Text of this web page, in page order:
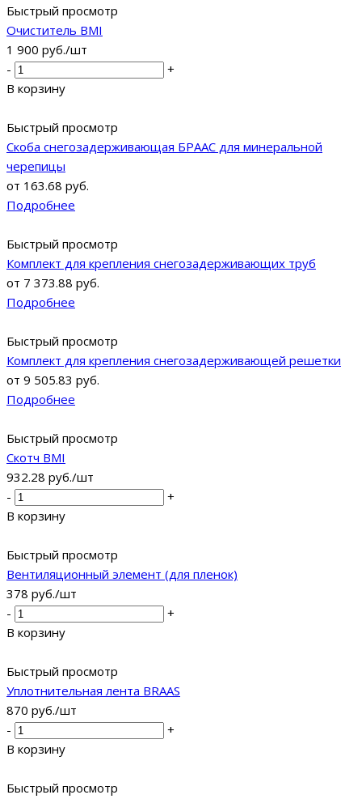
Быстрый просмотр
Очиститель BMI
1 900 руб./шт
-
+
В корзину
Быстрый просмотр
Скоба снегозадерживающая БРААС для минеральной
черепицы
от 163.68 руб.
Подробнее
Быстрый просмотр
Комплект для крепления снегозадерживающих труб
от 7 373.88 руб.
Подробнее
Быстрый просмотр
Комплект для крепления снегозадерживающей решетки
от 9 505.83 руб.
Подробнее
Быстрый просмотр
Скотч BMI
932.28 руб./шт
-
+
В корзину
Быстрый просмотр
Вентиляционный элемент (для пленок)
378 руб./шт
-
+
В корзину
Быстрый просмотр
Уплотнительная лента BRAAS
870 руб./шт
-
+
В корзину
Быстрый просмотр